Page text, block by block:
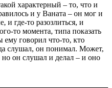
характерный – то, что и
и у Ваната – он мог и
и где-то разозлиться, и
то момента, типа показать
ему говорил что-то, кто
слушал, он понимал. Может,
но он слушал и делал – и оно